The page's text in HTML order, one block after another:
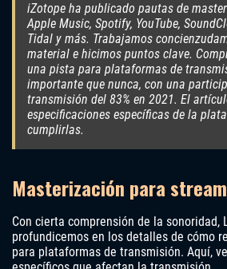
iZotope ha publicado pautas de
Apple Music, Spotify, YouTube,
Tidal y más. Trabajamos
material e hicimos puntos clave.
una pista para plataformas de
importante que nunca, con una
transmisión del 83% en 2021. El
especificaciones específicas de la
cumplirlas.
Masterización para
Con cierta comprensión de la sonoridad,
profundicemos en los detalles de cómo
para plataformas de transmisión. Aquí,